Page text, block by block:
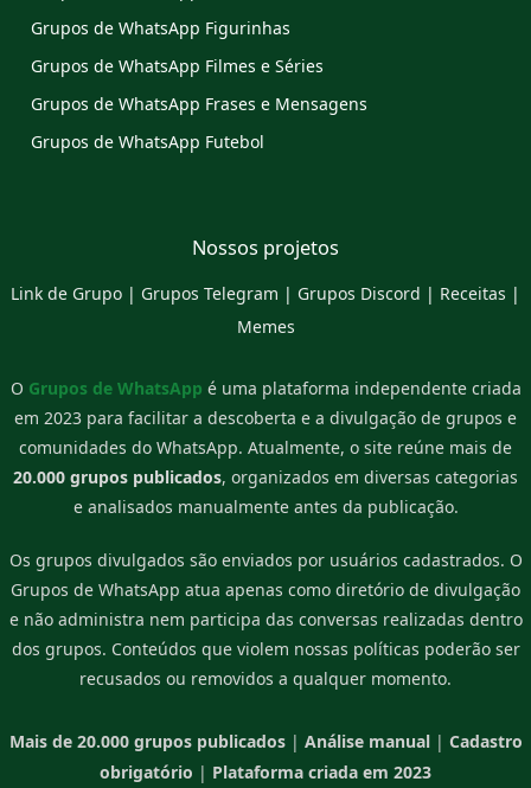
Grupos de WhatsApp Figurinhas
Grupos de WhatsApp Filmes e Séries
Grupos de WhatsApp Frases e Mensagens
Grupos de WhatsApp Futebol
Nossos projetos
Link de Grupo | Grupos Telegram | Grupos Discord | Receitas |
Memes
O Grupos de WhatsApp é uma plataforma independente criada
em 2023 para facilitar a descoberta e a divulgação de grupos e
comunidades do WhatsApp. Atualmente, o site reúne mais de
20.000 grupos publicados, organizados em diversas categorias
e analisados manualmente antes da publicação.
Os grupos divulgados são enviados por usuários cadastrados. O
Grupos de WhatsApp atua apenas como diretório de divulgação
e não administra nem participa das conversas realizadas dentro
dos grupos. Conteúdos que violem nossas políticas poderão ser
recusados ou removidos a qualquer momento.
Mais de 20.000 grupos publicados| Análise manual| Cadastro
obrigatório | Plataforma criada em 2023